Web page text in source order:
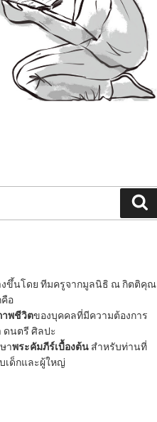
งขึ้นโดย ทีมครูจากมูลนิธิ ณ กิตติคุณ
อ
พชีวิตของบุคคลที่มีความต้องการ
ดนตรี ศิลปะ
าพระคัมภีร์เบื้องต้น สำหรับท่านที่
เด็กและผู้ใหญ่